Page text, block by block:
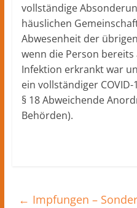
vollständige
häuslichen
Abwesenheit der
wenn die Person bereits
Infektion erkrankt war
ein vollständiger
§ 18 Abweichende
Behörden).
← Impfungen –